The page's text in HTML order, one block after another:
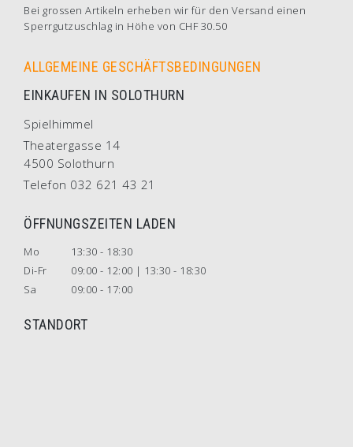
Bei grossen Artikeln erheben wir für den Versand einen
Sperrgutzuschlag in Höhe von CHF 30.50
ALLGEMEINE GESCHÄFTSBEDINGUNGEN
EINKAUFEN IN SOLOTHURN
Spielhimmel
Theatergasse 14
4500 Solothurn
Telefon 032 621 43 21
ÖFFNUNGSZEITEN LADEN
Mo
13:30 - 18:30
Di-Fr
09:00 - 12:00 | 13:30 - 18:30
Sa
09:00 - 17:00
STANDORT